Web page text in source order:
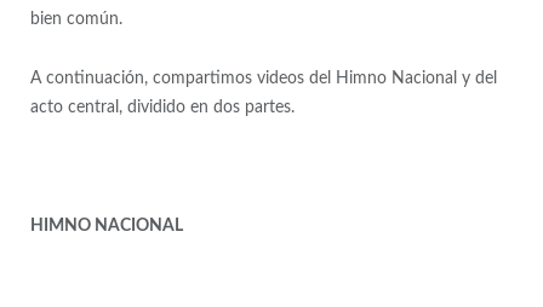
bien común.
A continuación, compartimos videos del Himno Nacional y del
acto central, dividido en dos partes.
HIMNO NACIONAL